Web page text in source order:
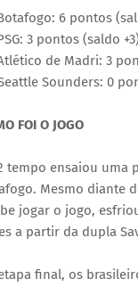
6 pontos
3 pontos (saldo
de Madri: 3
Sounders: 0
FOI O JOGO
tempo ensaiou uma
Mesmo diante
jogar o jogo,
a partir da dupla
final, os